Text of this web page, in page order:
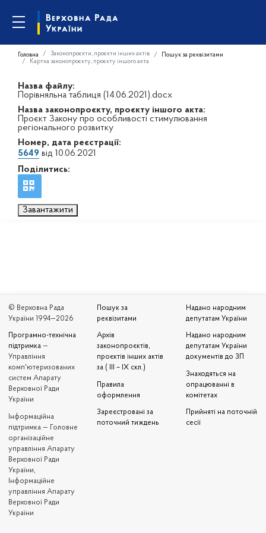
Головна Законопроєкти, проєкти інших актів
Пошук за реквізитами
Картка законопроєкту, проєкту іншого акта
Назва файлу:
Порівняльна таблиця (14.06.2021).docx
Назва законопроєкту, проєкту іншого акта:
Проєкт Закону про особливості стимулювання
регіонального розвитку
Номер, дата реєстрації:
5649 від 10.06.2021
Поділитись:
Завантажити
© Верховна Рада
України 1994—2026
Програмно-технічна
підтримка —
Управління
комп'ютеризованих
систем Апарату
Верховної Ради
України
Iнформаційна
підтримка — Головне
організаційне
управління Апарату
Верховної Ради
України,
Інформаційне
управління Апарату
Верховної Ради
України
Пошук за
реквізитами
Архів
законопроєктів,
проєктів інших актів
за ( III – IX скл.)
Правила
оформлення
Зареєстровані за
поточний тиждень
Надано народним
депутатам України
Надано народним
депутатам України
документів до ЗП
Знаходяться на
опрацюванні в
комітетах
Прийняті на поточній
сесії